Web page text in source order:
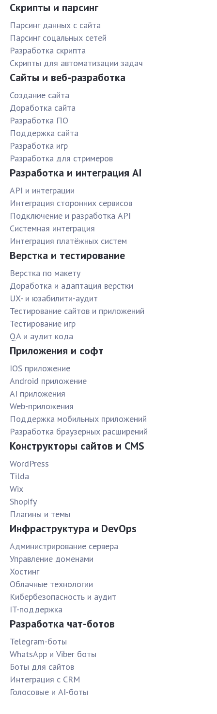
Скрипты и парсинг
Парсинг данных с сайта
Парсинг соцальных сетей
Разработка скрипта
Скрипты для автоматизации задач
Сайты и веб-разработка
Создание сайта
Доработка сайта
Разработка ПО
Поддержка сайта
Разработка игр
Разработка для стримеров
Разработка и интеграция AI
API и интеграции
Интеграция сторонних сервисов
Подключение и разработка API
Системная интеграция
Интеграция платёжных систем
Верстка и тестирование
Верстка по макету
Доработка и адаптация верстки
UX- и юзабилити-аудит
Тестирование сайтов и приложений
Тестирование игр
QA и аудит кода
Приложения и софт
IOS приложение
Android приложение
AI приложения
Web-приложения
Поддержка мобильных приложений
Разработка браузерных расширений
Конструкторы сайтов и CMS
WordPress
Tilda
Wix
Shopify
Плагины и темы
Инфраструктура и DevOps
Администрирование сервера
Управление доменами
Хостинг
Облачные технологии
Кибербезопасность и аудит
IT-поддержка
Разработка чат-ботов
Telegram-боты
WhatsApp и Viber боты
Боты для сайтов
Интеграция с CRM
Голосовые и AI-боты